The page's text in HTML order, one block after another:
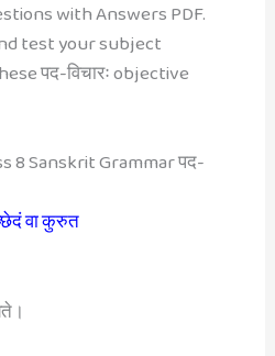
with Answers PDF.
test your subject
पद-विचारः objective
8 Sanskrit Grammar पद-
वा कुरुत